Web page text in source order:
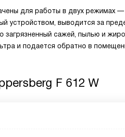
для работы в двух режимах
устройством, выводится за
загрязненный сажей, пылью и
и подается обратно в
F 612 W